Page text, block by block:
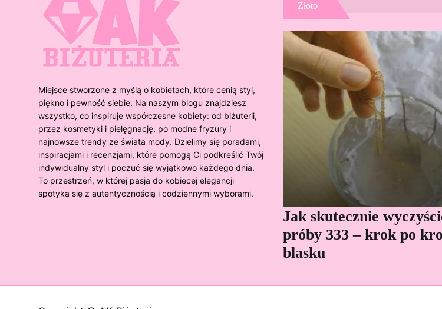
Miejsce stworzone z myślą o kobietach, które cenią styl,
piękno i pewność siebie. Na naszym blogu znajdziesz
wszystko, co inspiruje współczesne kobiety: od biżuterii,
przez kosmetyki i pielęgnację, po modne fryzury i
najnowsze trendy ze świata mody. Dzielimy się poradami,
inspiracjami i recenzjami, które pomogą Ci podkreślić Twój
indywidualny styl i poczuć się wyjątkowo każdego dnia.
To przestrzeń, w której pasja do kobiecej elegancji
spotyka się z autentycznością i codziennymi wyborami.
Złoto
Jak skutecznie
próby 333 – krok po
blasku